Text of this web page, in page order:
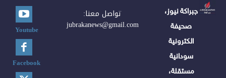
جبراكة نيوز،
صحيفة
الكترونية
سودانية
مستقلة،
تواصل معنا:
jubrakanews@gmail.com
Youtube
Facebook